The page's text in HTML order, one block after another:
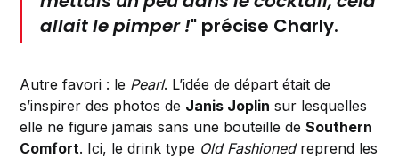
allait le pimper !" précise Charly.
Autre favori : le Pearl. L’idée de départ était de
s’inspirer des photos de Janis Joplin sur lesquelles
elle ne figure jamais sans une bouteille deSouthern
Comfort. Ici, le drink type Old Fashionedreprend les